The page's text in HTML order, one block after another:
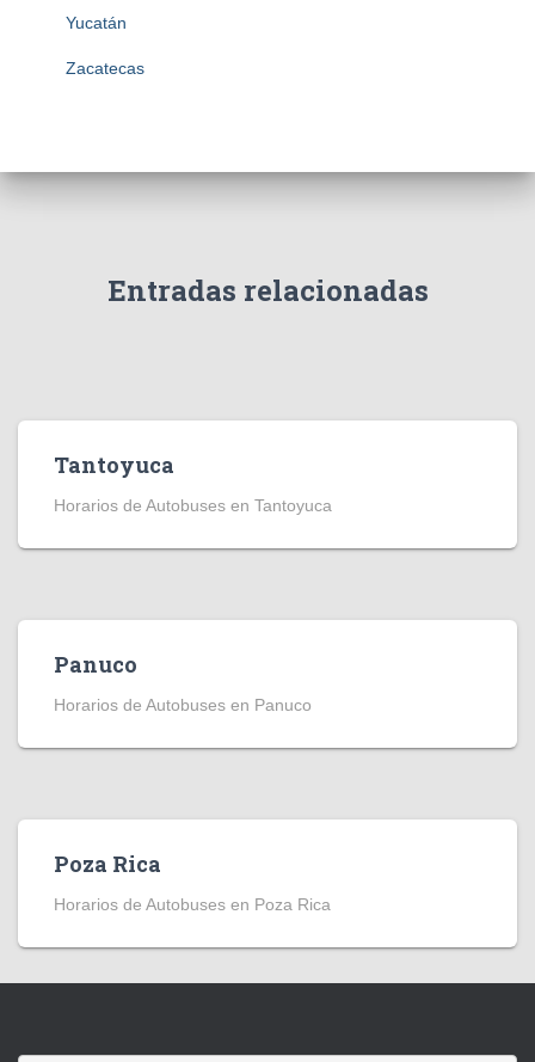
Yucatán
Zacatecas
Entradas relacionadas
Tantoyuca
Horarios de Autobuses en Tantoyuca
Panuco
Horarios de Autobuses en Panuco
Poza Rica
Horarios de Autobuses en Poza Rica